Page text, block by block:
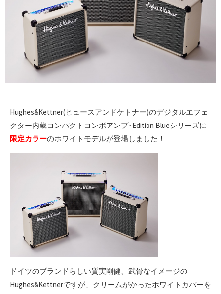
Hughes&Kettner(ヒュースアンドケトナー)のデジタルエフェ
クター内蔵コンパクトコンボアンプ･Edition Blueシリーズに
限定カラーのホワイトモデルが登場しました！
ドイツのブランドらしい質実剛健、武骨なイメージの
Hughes&Kettnerですが、クリームがかったホワイトカバーを